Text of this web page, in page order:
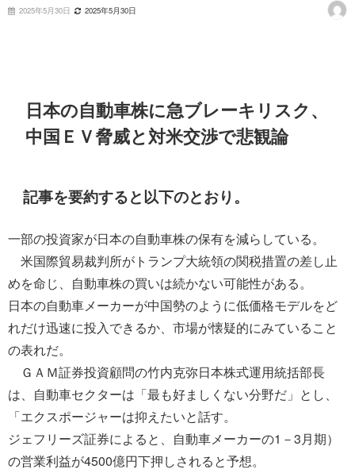
2025年5月30日 2025年5月30日
日本の自動車株に急ブレーキリスク、
中国ＥＶ脅威と対米交渉で悲観論
記事を要約すると以下のとおり。
一部の投資家が日本の自動車株の保有を減らしている。
米国際貿易裁判所がトランプ大統領の関税措置の差し止
めを命じ、自動車株の買いは続かない可能性がある。
日本の自動車メーカーが中国勢のように低価格モデルをど
れだけ迅速に投入できるか、市場が懐疑的にみていること
の表れだ。
ＧＡＭ証券投資顧問の竹内克弥日本株式運用統括部長
は、自動車セクターは「最も好ましくない分野だ」とし、
「エクスポージャーは抑えたいと話す。
ジェフリーズ証券によると、自動車メーカーの1－3月期）
の営業利益が4500億円下押しされると予想。